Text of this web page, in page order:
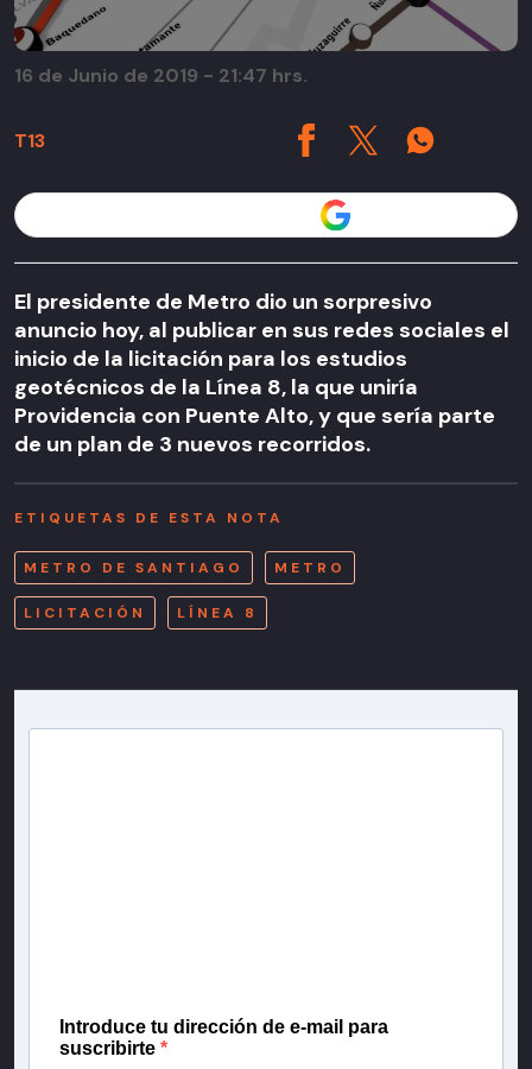
T13
16 de Junio de 2019 - 21:47 hrs.
El presidente de Metro dio un sorpresivo
anuncio hoy, al publicar en sus redes sociales el
inicio de la licitación para los estudios
geotécnicos de la Línea 8, la que uniría
Providencia con Puente Alto, y que sería parte
de un plan de 3 nuevos recorridos.
ETIQUETAS DE ESTA NOTA
METRO DE SANTIAGO METRO
LICITACIÓN LÍNEA 8
Introduce tu dirección de e-mail para
suscribirte